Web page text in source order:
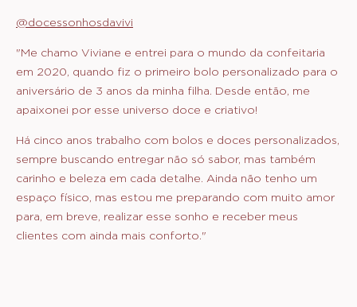
@docessonhosdavivi
"Me chamo Viviane e entrei para o mundo da confeitaria
em 2020, quando fiz o primeiro bolo personalizado para o
aniversário de 3 anos da minha filha. Desde então, me
apaixonei por esse universo doce e criativo!
Há cinco anos trabalho com bolos e doces personalizados,
sempre buscando entregar não só sabor, mas também
carinho e beleza em cada detalhe. Ainda não tenho um
espaço físico, mas estou me preparando com muito amor
para, em breve, realizar esse sonho e receber meus
clientes com ainda mais conforto."